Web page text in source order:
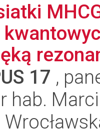
17 ,
hab.